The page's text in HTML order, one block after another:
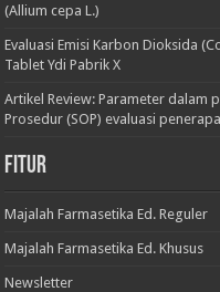
(Allium cepa L.)
Evaluasi Emisi Karbon Dioksida
Tablet Ydi Pabrik X
Artikel Review: Parameter dalam
Prosedur (SOP) evaluasi
Fitur
Majalah Farmasetika Ed. Reguler
Majalah Farmasetika Ed. Khusus
Newsletter